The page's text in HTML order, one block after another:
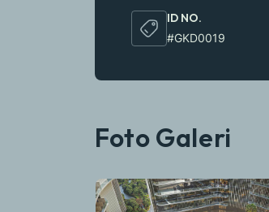
ID NO.
#GKD0019
Foto Galeri